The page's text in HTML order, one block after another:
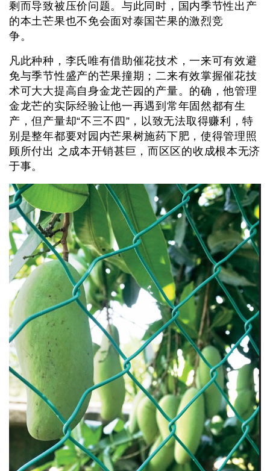
剩而导致被压价问题。与此同时，国内季节性出产
的本土芒果也不免会面对泰国芒果的激烈竞
争。
凡此种种，李氏唯有借助催花技术，一来可有效避
免与季节性盛产的芒果撞期；二来有效掌握催花技
术可大大提高自身金龙芒园的产量。的确，他管理
金龙芒的实际经验让他一再遇到常年固然都有生
产，但产量却“不三不四”，以致无法取得赚利，特
别是整年都要对园内芒果树施药下肥，使得管理照
顾所付出 之成本开销甚巨，而区区的收成根本无济
于事。